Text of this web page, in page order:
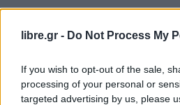
libre.gr - Do Not Process My
If you wish to opt-out of the sale,
processing of your personal or
targeted advertising by us, please